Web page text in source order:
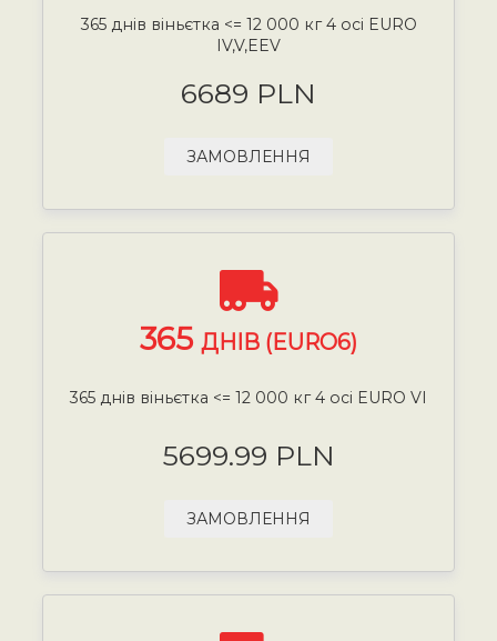
365 днів віньєтка <= 12 000 кг 4 осі EURO
IV,V,EEV
6689 PLN
ЗАМОВЛЕННЯ
365 ДНІВ (EURO6)
365 днів віньєтка <= 12 000 кг 4 осі EURO VI
5699.99 PLN
ЗАМОВЛЕННЯ